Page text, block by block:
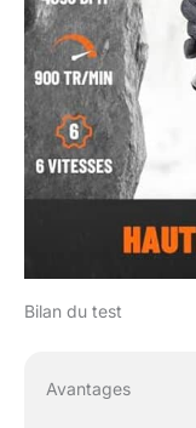
Bilan du test
Avantages